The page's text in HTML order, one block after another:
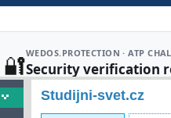
Studijni-svet.cz